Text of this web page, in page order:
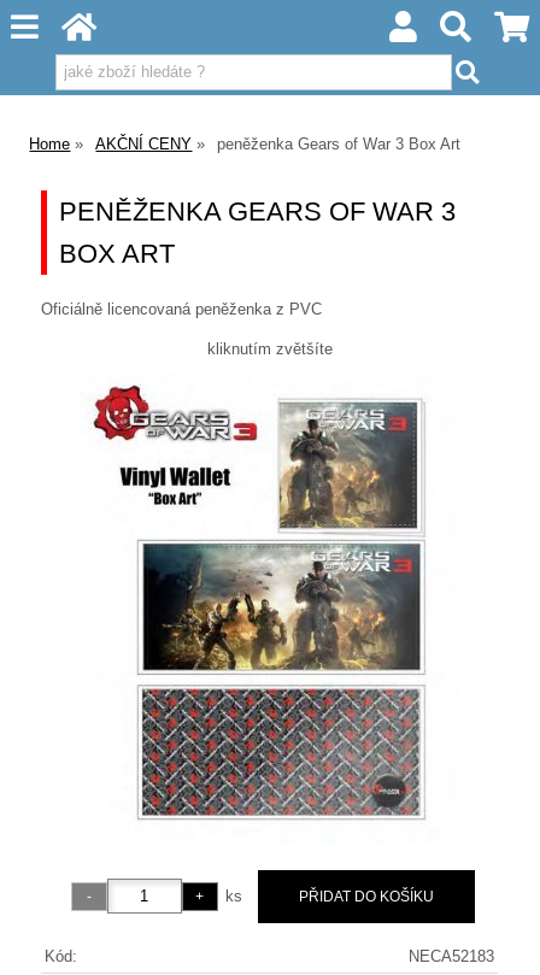
Home AKČNÍ CENY peněženka Gears of War 3 Box Art
PENĚŽENKA GEARS OF WAR 3
BOX ART
Oficiálně licencovaná peněženka z PVC
kliknutím zvětšíte
ks
Kód:
NECA52183